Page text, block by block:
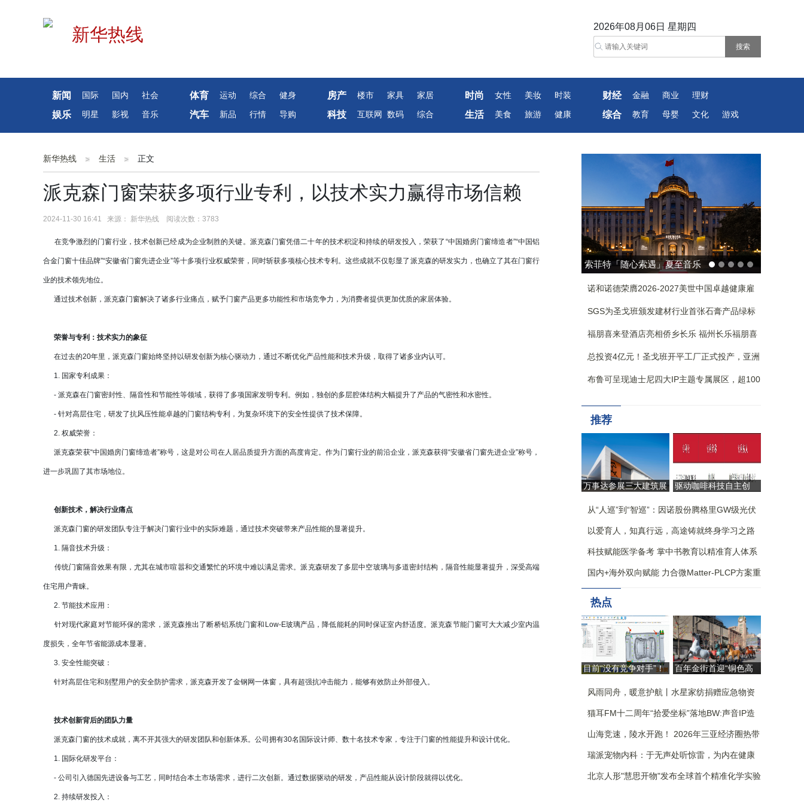
2026年08月06日 星期四
新闻 国际 国内 社会 体育 运动 综合 健身 房产 楼市 家具 家居 时尚 女性 美妆 时装 财经 金融 商业 理财
娱乐 明星 影视 音乐 汽车 新品 行情 导购 科技 互联网 数码 综合 生活 美食 旅游 健康 综合 教育 母婴 文化 游戏
新华热线 生活 正文
派克森门窗荣获多项行业专利，以技术实力赢得市场信赖
2024-11-30 16:41 来源： 新华热线 阅读次数：3783
在竞争激烈的门窗行业，技术创新已经成为企业制胜的关键。派克森门窗凭借二十年的技术积淀和持续的研发投入，荣获了“中国婚房门窗缔造者”“中国铝
合金门窗十佳品牌”“安徽省门窗先进企业”等十多项行业权威荣誉，同时斩获多项核心技术专利。这些成就不仅彰显了派克森的研发实力，也确立了其在门窗行
业的技术领先地位。
通过技术创新，派克森门窗解决了诸多行业痛点，赋予门窗产品更多功能性和市场竞争力，为消费者提供更加优质的家居体验。
荣誉与专利：技术实力的象征
在过去的20年里，派克森门窗始终坚持以研发创新为核心驱动力，通过不断优化产品性能和技术升级，取得了诸多业内认可。
1. 国家专利成果：
- 派克森在门窗密封性、隔音性和节能性等领域，获得了多项国家发明专利。例如，独创的多层腔体结构大幅提升了产品的气密性和水密性。
- 针对高层住宅，研发了抗风压性能卓越的门窗结构专利，为复杂环境下的安全性提供了技术保障。
2. 权威荣誉：
派克森荣获“中国婚房门窗缔造者”称号，这是对公司在人居品质提升方面的高度肯定。作为门窗行业的前沿企业，派克森获得“安徽省门窗先进企业”称号，
进一步巩固了其市场地位。
创新技术，解决行业痛点
派克森门窗的研发团队专注于解决门窗行业中的实际难题，通过技术突破带来产品性能的显著提升。
1. 隔音技术升级：
传统门窗隔音效果有限，尤其在城市喧嚣和交通繁忙的环境中难以满足需求。派克森研发了多层中空玻璃与多道密封结构，隔音性能显著提升，深受高端
住宅用户青睐。
2. 节能技术应用：
针对现代家庭对节能环保的需求，派克森推出了断桥铝系统门窗和Low-E玻璃产品，降低能耗的同时保证室内舒适度。派克森节能门窗可大大减少室内温
度损失，全年节省能源成本显著。
3. 安全性能突破：
针对高层住宅和别墅用户的安全防护需求，派克森开发了金钢网一体窗，具有超强抗冲击能力，能够有效防止外部侵入。
技术创新背后的团队力量
派克森门窗的技术成就，离不开其强大的研发团队和创新体系。公司拥有30名国际设计师、数十名技术专家，专注于门窗的性能提升和设计优化。
1. 国际化研发平台：
- 公司引入德国先进设备与工艺，同时结合本土市场需求，进行二次创新。通过数据驱动的研发，产品性能从设计阶段就得以优化。
2. 持续研发投入：
索菲特「随心索遇」夏至音乐
节，乐动多城
诺和诺德荣膺2026-2027美世中国卓越健康雇
SGS为圣戈班颁发建材行业首张石膏产品绿标
福朋喜来登酒店亮相侨乡长乐 福州长乐福朋喜
总投资4亿元！圣戈班开平工厂正式投产，亚洲
布鲁可呈现迪士尼四大IP主题专属展区，超100
推荐
万事达参展三大建筑展
从“生产容器”迈向“价值
驱动咖啡科技自主创
获第二十六届中国专利
从“人巡”到“智巡”：因诺股份腾格里GW级光伏
以爱育人，知真行远，高途铸就终身学习之路
科技赋能医学备考 掌中书教育以精准育人体系
国内+海外双向赋能 力合微Matter-PLCP方案重
热点
目前“没有竞争对手”！
国产工业软件这回争气
百年金街首迎“铜色高
塑东方审美“北京样本”
风雨同舟，暖意护航丨水星家纺捐赠应急物资
猫耳FM十二周年“拾爱坐标”落地BW:声音IP造
山海竞速，陵水开跑！ 2026年三亚经济圈热带
瑞派宠物内科：于无声处听惊雷，为内在健康
北京人形"慧思开物"发布全球首个精准化学实验